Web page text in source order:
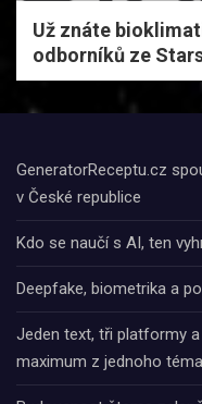
Už znáte
odborníků ze
GeneratorReceptu.cz
v České republice
Kdo se naučí s AI, ten
Deepfake, biometrika a
Jeden text, tři platformy
maximum z jednoho